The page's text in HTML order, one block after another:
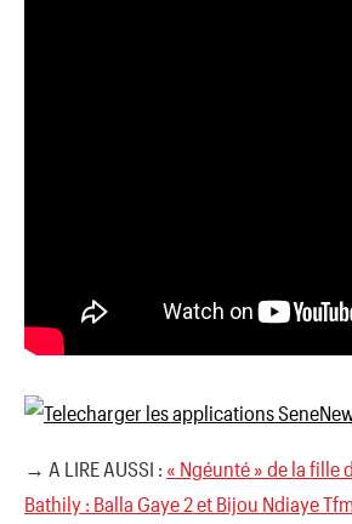
→ A LIRE AUSSI : « Ngéunté » de la fille
Bathily : Balla Gaye 2 et Bijou Ndiaye